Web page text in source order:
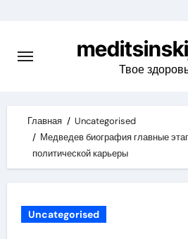
content
Твое
Главная
Uncategorised
Медведев биография главные
политической карьеры
Uncategorised